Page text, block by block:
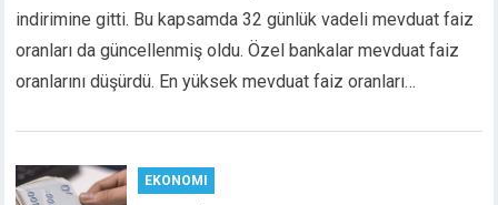
panel
panel
panel
panel
panel
indirimine gitti. Bu kapsamda 32 günlük vadeli mevduat faiz
oranları da güncellenmiş oldu. Özel bankalar mevduat faiz
oranlarını düşürdü. En yüksek mevduat faiz oranları…
EKONOMI